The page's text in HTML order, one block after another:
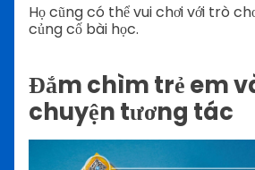
Họ cũng có thể vui chơi với trò
củng cố bài học.
Đắm chìm trẻ em
chuyện tương tác